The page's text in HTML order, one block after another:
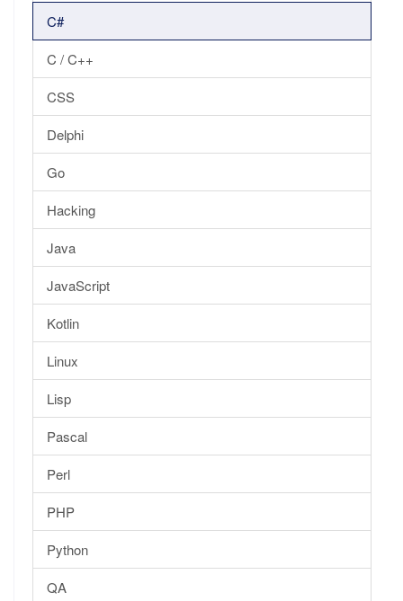
C#
C / C++
CSS
Delphi
Go
Hacking
Java
JavaScript
Kotlin
Linux
Lisp
Pascal
Perl
PHP
Python
QA